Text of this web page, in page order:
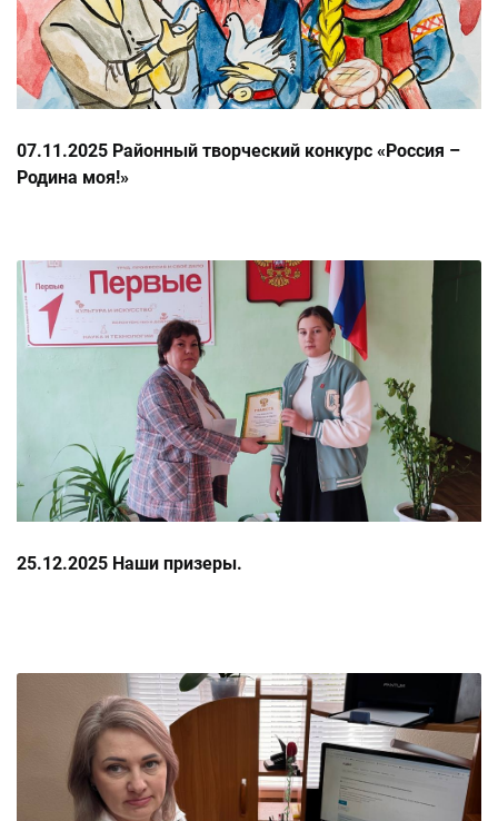
07.11.2025 Районный творческий конкурс «Россия –
Родина моя!»
25.12.2025 Наши призеры.